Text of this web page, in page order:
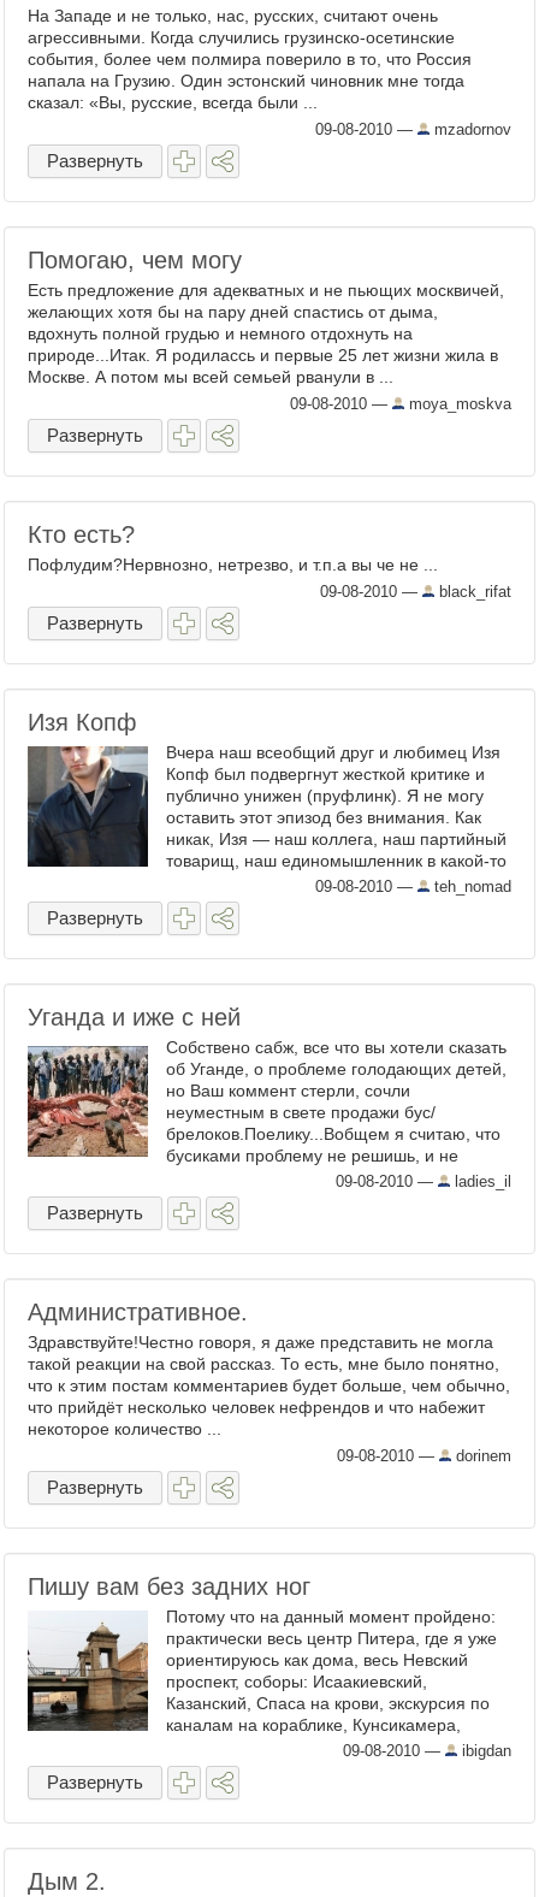
На Западе и не только, нас, русских, считают очень
агрессивными. Когда случились грузинско-осетинские
события, более чем полмира поверило в то, что Россия
напала на Грузию. Один эстонский чиновник мне тогда
сказал: «Вы, русские, всегда были ...
09-08-2010 — mzadornov
Развернуть
Помогаю, чем могу
Есть предложение для адекватных и не пьющих москвичей,
желающих хотя бы на пару дней спастись от дыма,
вдохнуть полной грудью и немного отдохнуть на
природе...Итак. Я родилассь и первые 25 лет жизни жила в
Москве. А потом мы всей семьей рванули в ...
09-08-2010 — moya_moskva
Развернуть
Кто есть?
Пофлудим?Нервнозно, нетрезво, и т.п.а вы че не ...
09-08-2010 — black_rifat
Развернуть
Изя Копф
Вчера наш всеобщий друг и любимец Изя
Копф был подвергнут жесткой критике и
публично унижен (пруфлинк). Я не могу
оставить этот эпизод без внимания. Как
никак, Изя — наш коллега, наш партийный
товарищ, наш единомышленник в какой-то
мере. А мы своих ...09-08-2010 — teh_nomad
Развернуть
Уганда и иже с ней
Собствено сабж, все что вы хотели сказать
об Уганде, о проблемe голодающих детей,
но Ваш коммент стерли, сочли
неуместным в свете продажи бус/
брелоков.Поелику...Вобщем я считаю, что
бусиками проблему не решишь, и не
уверена что нужно ее ...09-08-2010 — ladies_il
Развернуть
Административное.
Здравствуйте!Честно говоря, я даже представить не могла
такой реакции на свой рассказ. То есть, мне было понятно,
что к этим постам комментариев будет больше, чем обычно,
что прийдёт несколько человек нефрендов и что набежит
некоторое количество ...
09-08-2010 — dorinem
Развернуть
Пишу вам без задних ног
Потому что на данный момент пройдено:
практически весь центр Питера, где я уже
ориентируюсь как дома, весь Невский
проспект, соборы: Исаакиевский,
Казанский, Спаса на крови, экскурсия по
каналам на кораблике, Кунсикамера,
Петергоф (он занял всё ...09-08-2010 — ibigdan
Развернуть
Дым 2.